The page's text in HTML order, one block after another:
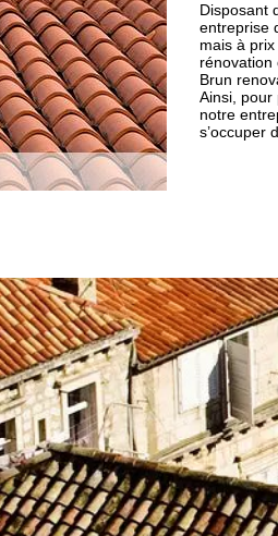
Disposant
entreprise
mais à
rénovation
Brun
Ainsi, pour
notre
s’occuper